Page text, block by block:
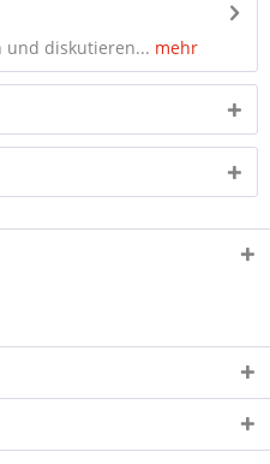
und diskutieren... mehr